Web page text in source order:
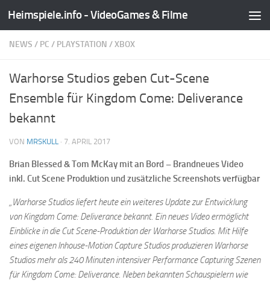
Zum Inhalt springen
Heimspiele.info - VideoGames & Filme
NEWS / PC / PLAYSTATION /XBOX
Warhorse Studios geben Cut-Scene
Ensemble für Kingdom Come: Deliverance
bekannt
VON MRSKULL · 7. APRIL 2017
Brian Blessed & Tom McKay mit an Bord – Brandneues Video
inkl. Cut Scene Produktion und zusätzliche Screenshots verfügbar
„Warhorse Studios liefert heute ein weiteres Update zur Entwicklung
von Kingdom Come: Deliverance bekannt. Ein neues Video ermöglicht
Einblicke in die Cut Scene-Produktion der Warhorse Studios. Mit Hilfe
eines eigenen Inhouse-Motion Capture Studios produzieren Warhorse
Studios mehr als 240 Minuten intensiver Performance Capturing Szenen
für Kingdom Come: Deliverance. Neben bekannten Schauspielern wie